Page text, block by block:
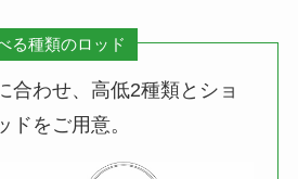
る種類のロッド
合わせ、高低2種類とショ
ドをご用意。